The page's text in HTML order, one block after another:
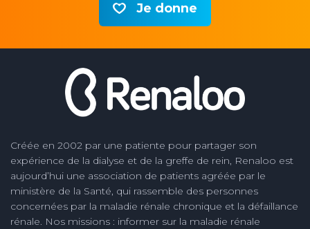
Je donne
Créée en 2002 par une patiente pour partager son
expérience de la dialyse et de la greffe de rein, Renaloo est
aujourd’hui une association de patients agréée par le
ministère de la Santé, qui rassemble des personnes
concernées par la maladie rénale chronique et la défaillance
rénale. Nos missions : informer sur la maladie rénale